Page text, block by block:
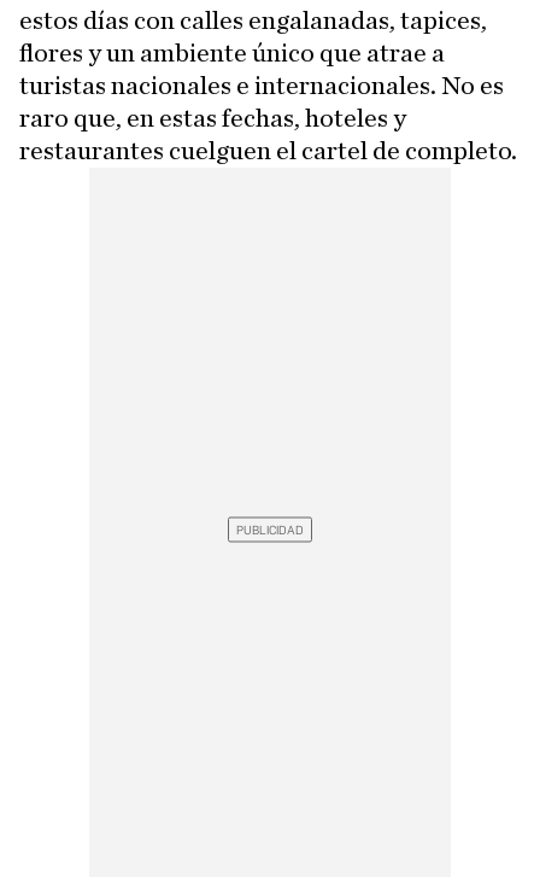
estos días con calles engalanadas, tapices,
flores y un ambiente único que atrae a
turistas nacionales e internacionales. No es
raro que, en estas fechas, hoteles y
restaurantes cuelguen el cartel de completo.